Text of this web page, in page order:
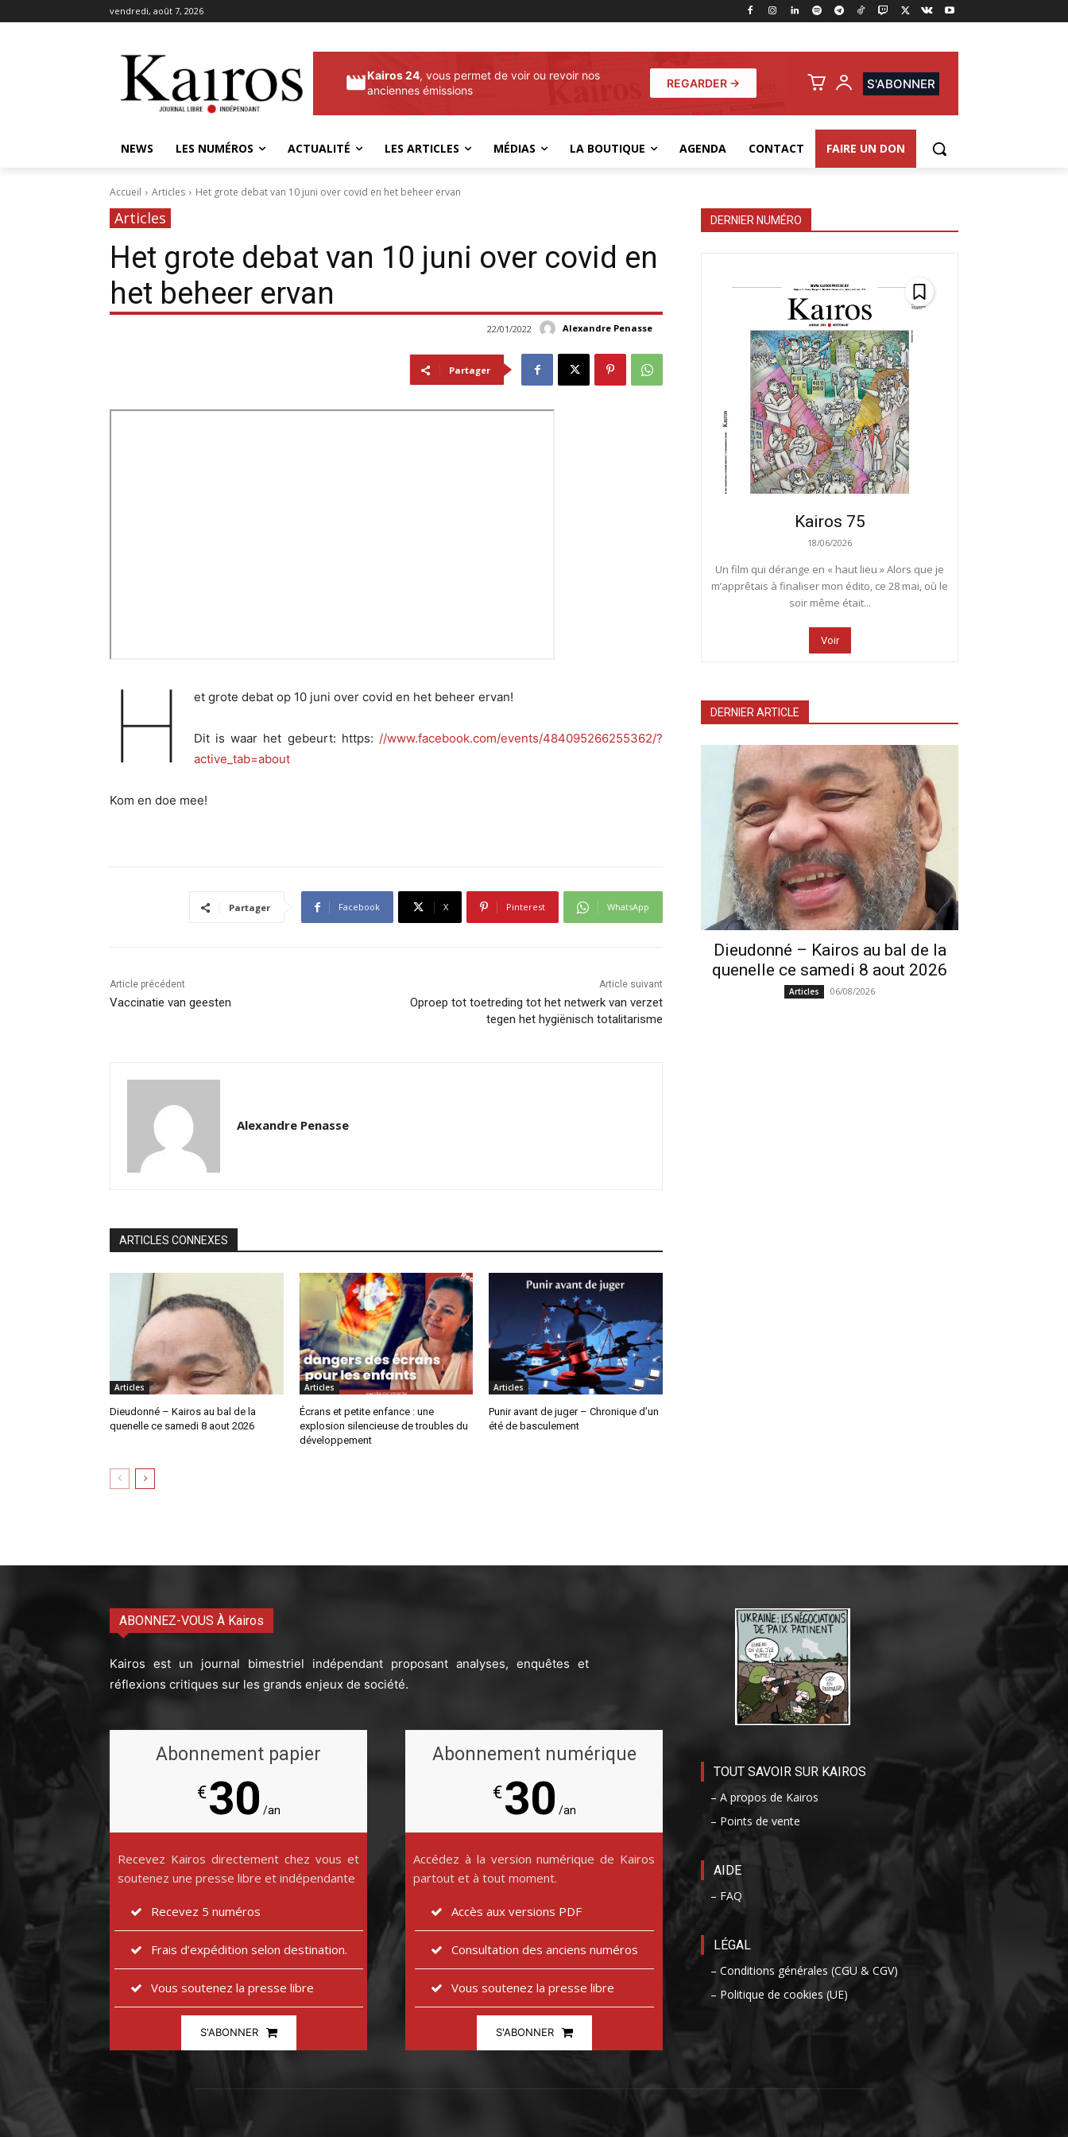
vendredi, août 7, 2026
Kairos 24, vous permet de voir ou revoir nos
anciennes émissions
REGARDER → S'ABONNER
NEWS LES NUMÉROS ACTUALITÉ LES ARTICLES MÉDIAS LA BOUTIQUE AGENDA CONTACT FAIRE UN DON
Accueil Articles Het grote debat van 10 juni over covid en het beheer ervan
Articles
Het grote debat van 10 juni over covid en
het beheer ervan
Alexandre Penasse
22/01/2022
Partager
H et grote debat op 10 juni over covid en het beheer ervan!
Dit is waar het gebeurt: https: //www.facebook.com/events/484095266255362/?
active_tab=about
Kom en doe mee!
Partager Facebook X Pinterest WhatsApp
Article précédent
Vaccinatie van geesten
Article suivant
Oproep tot toetreding tot het netwerk van verzet
tegen het hygiënisch totalitarisme
Alexandre Penasse
ARTICLES CONNEXES
Articles
Dieudonné – Kairos au bal de la
quenelle ce samedi 8 aout 2026
Articles
Écrans et petite enfance : une
explosion silencieuse de troubles du
développement
Articles
Punir avant de juger – Chronique d’un
été de basculement
DERNIER NUMÉRO
Kairos 75
18/06/2026
Un film qui dérange en « haut lieu » Alors que je
m’apprêtais à finaliser mon édito, ce 28 mai, où le
soir même était...
Voir
DERNIER ARTICLE
Dieudonné – Kairos au bal de la
quenelle ce samedi 8 aout 2026
Articles 06/08/2026
ABONNEZ-VOUS À Kairos
Kairos est un journal bimestriel indépendant proposant analyses, enquêtes et
réflexions critiques sur les grands enjeux de société.
Abonnement papier
€30 /an
Recevez Kairos directement chez vous et
soutenez une presse libre et indépendante
Recevez 5 numéros
Frais d’expédition selon destination.
Vous soutenez la presse libre
S'ABONNER
Abonnement numérique
€30 /an
Accédez à la version numérique de Kairos
partout et à tout moment.
Accès aux versions PDF
Consultation des anciens numéros
Vous soutenez la presse libre
S'ABONNER
TOUT SAVOIR SUR KAIROS
– A propos de Kairos
– Points de vente
AIDE
– FAQ
LÉGAL
– Conditions générales (CGU & CGV)
– Politique de cookies (UE)